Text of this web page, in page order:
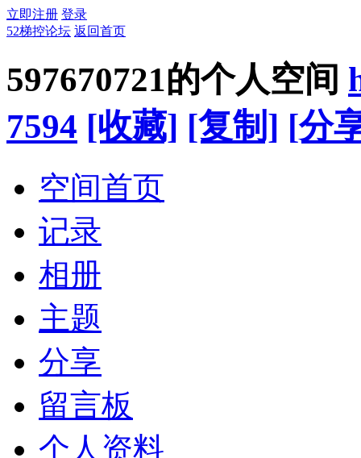
立即注册 登录
52梯控论坛 返回首页
597670721的个人空间
7594 [收藏] [复制] [分
空间首页
记录
相册
主题
分享
留言板
个人资料